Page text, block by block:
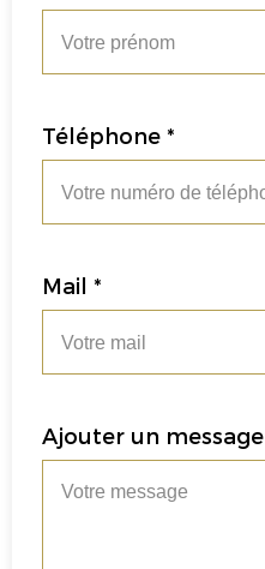
Téléphone *
Mail *
Ajouter un message